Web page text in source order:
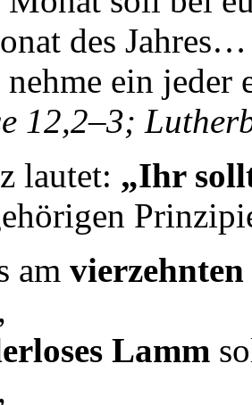
des
ein jeder
12,2–3;
lautet: „Ihr
am vierzehnten
Lamm